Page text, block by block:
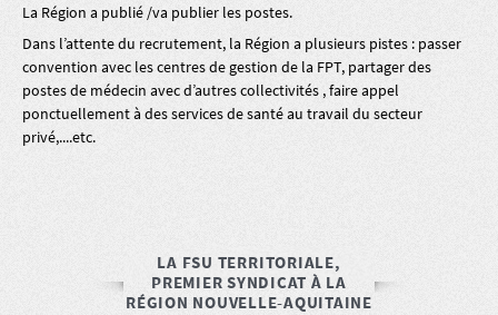
La Région a publié /va publier les postes.
Dans l’attente du recrutement, la Région a plusieurs pistes : passer
convention avec les centres de gestion de la FPT, partager des
postes de médecin avec d’autres collectivités , faire appel
ponctuellement à des services de santé au travail du secteur
privé,....etc.
LA FSU TERRITORIALE,
PREMIER SYNDICAT À LA
RÉGION NOUVELLE-AQUITAINE